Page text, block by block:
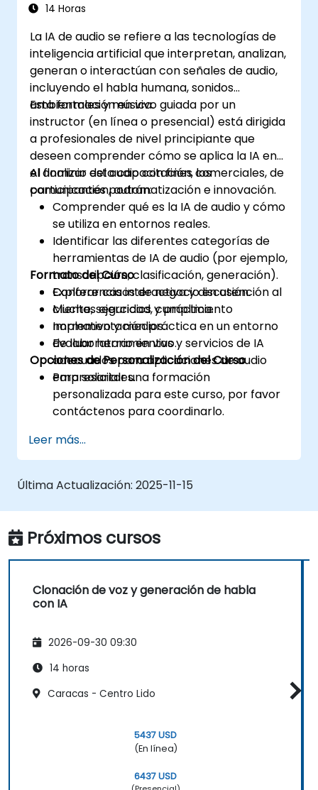
14 Horas
La IA de audio se refiere a las tecnologías de
inteligencia artificial que interpretan, analizan,
generan o interactúan con señales de audio,
incluyendo el habla humana, sonidos
ambientales y música.
Esta formación en vivo guiada por un
instructor (en línea o presencial) está dirigida
a profesionales de nivel principiante que
deseen comprender cómo se aplica la IA en
el dominio del audio con fines comerciales, de
comunicación, automatización e innovación.
Al finalizar esta capacitación, los
participantes podrán:
Comprender qué es la IA de audio y cómo
se utiliza en entornos reales.
Identificar las diferentes categorías de
herramientas de IA de audio (por ejemplo,
transcripción, clasificación, generación).
Explorar casos de negocio en atención al
cliente, seguridad, cumplimiento
normativo y medios.
Evaluar herramientas y servicios de IA
adecuados para aplicaciones de audio
empresariales.
Formato del Curso
Conferencia interactiva y discusión.
Muchas ejercicios y práctica.
Implementación práctica en un entorno
de laboratorio en vivo.
Opciones de Personalización del Curso
Para solicitar una formación
personalizada para este curso, por favor
contáctenos para coordinarlo.
Leer más...
Última Actualización: 2025-11-15
Próximos cursos
Clonación de voz y generación de habla
con IA
2026-09-30 09:30
14 horas
Caracas - Centro Lido
5437 USD
(En línea)
6437 USD